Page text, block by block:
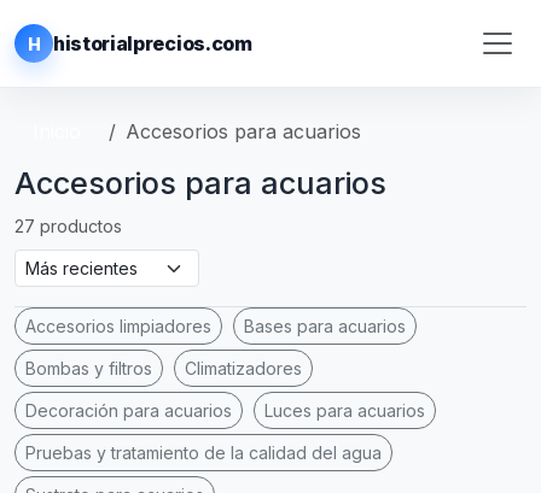
H historialprecios.com
Accesorios para acuarios
Accesorios para acuarios
27 productos
Accesorios limpiadores Bases para acuarios
Bombas y filtros Climatizadores
Decoración para acuarios Luces para acuarios
Pruebas y tratamiento de la calidad del agua